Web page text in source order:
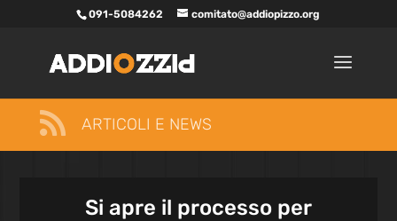
091-5084262 comitato@addiopizzo.org
 ARTICOLI E NEWS
Si apre il processo per